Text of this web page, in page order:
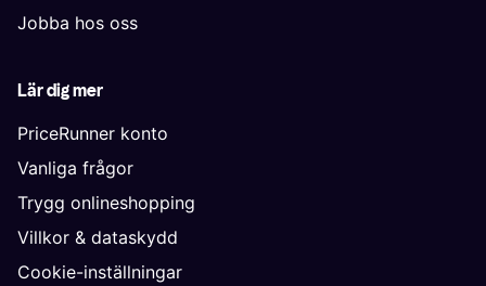
Jobba hos oss
Lär dig mer
PriceRunner konto
Vanliga frågor
Trygg onlineshopping
Villkor & dataskydd
Cookie-inställningar